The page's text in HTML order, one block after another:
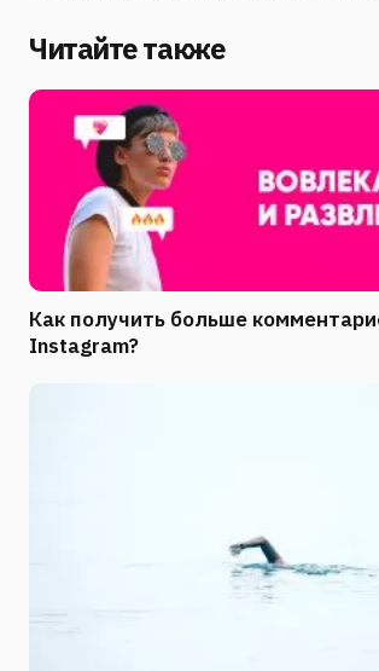
Читайте также
Как получить больше
Instagram?